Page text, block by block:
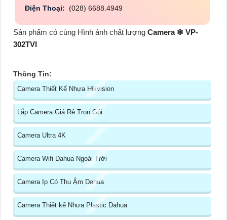
Điện Thoại: (028) 6688.4949
Sản phẩm có cùng Hình ảnh chất lượng Camera ❇ VP-
302TVI
Thông Tin:
Camera Thiết Kế Nhựa Hikvision
Lắp Camera Giá Rẻ Trọn Gói
Camera Ultra 4K
Camera Wifi Dahua Ngoài Trời
Camera Ip Có Thu Ậm Dahua
Camera Thiết kế Nhựa Plastic Dahua